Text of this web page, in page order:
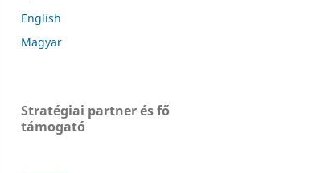
English
Magyar
Stratégiai partner és fő
támogató